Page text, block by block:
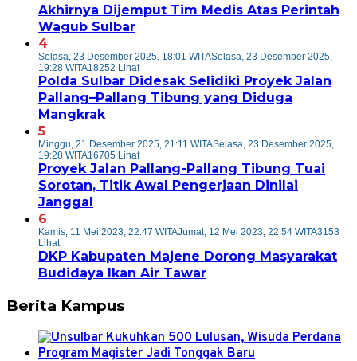
Akhirnya Dijemput Tim Medis Atas Perintah
Wagub Sulbar
4
Selasa, 23 Desember 2025, 18:01 WITASelasa, 23 Desember 2025,
19:28 WITA18252 Lihat
Polda Sulbar Didesak Selidiki Proyek Jalan
Pallang–Pallang Tibung yang Diduga
Mangkrak
5
Minggu, 21 Desember 2025, 21:11 WITASelasa, 23 Desember 2025,
19:28 WITA16705 Lihat
Proyek Jalan Pallang-Pallang Tibung Tuai
Sorotan, Titik Awal Pengerjaan Dinilai
Janggal
6
Kamis, 11 Mei 2023, 22:47 WITAJumat, 12 Mei 2023, 22:54 WITA3153
Lihat
DKP Kabupaten Majene Dorong Masyarakat
Budidaya Ikan Air Tawar
Berita Kampus